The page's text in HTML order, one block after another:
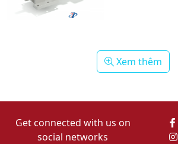
Xem thêm
Get connected with us on
social networks